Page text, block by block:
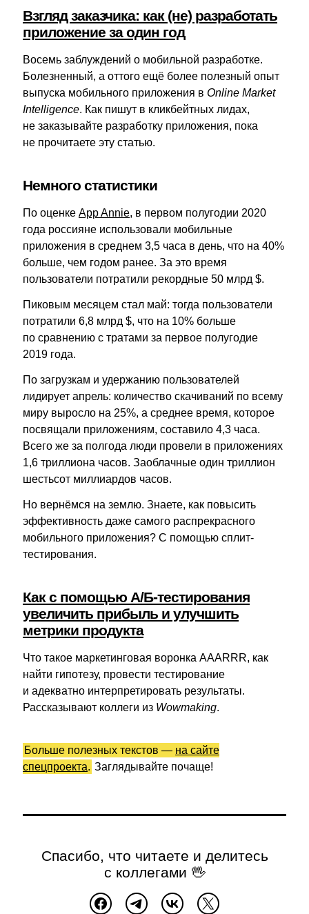
Взгляд заказчика: как (не) разработать
приложение за один год
Восемь заблуждений о мобильной разработке.
Болезненный, а оттого ещё более полезный опыт
выпуска мобильного приложения в Online Market
Intelligence. Как пишут в кликбейтных лидах,
не заказывайте разработку приложения, пока
не прочитаете эту статью.
Немного статистики
По оценке App Annie, в первом полугодии 2020
года россияне использовали мобильные
приложения в среднем 3,5 часа в день, что на 40%
больше, чем годом ранее. За это время
пользователи потратили рекордные 50 млрд $.
Пиковым месяцем стал май: тогда пользователи
потратили 6,8 млрд $, что на 10% больше
по сравнению с тратами за первое полугодие
2019 года.
По загрузкам и удержанию пользователей
лидирует апрель: количество скачиваний по всему
миру выросло на 25%, а среднее время, которое
посвящали приложениям, составило 4,3 часа.
Всего же за полгода люди провели в приложениях
1,6 триллиона часов. Заоблачные один триллион
шестьсот миллиардов часов.
Но вернёмся на землю. Знаете, как повысить
эффективность даже самого распрекрасного
мобильного приложения? С помощью сплит-
тестирования.
Как с помощью А/Б-тестирования
увеличить прибыль и улучшить
метрики продукта
Что такое маркетинговая воронка AAARRR, как
найти гипотезу, провести тестирование
и адекватно интерпретировать результаты.
Рассказывают коллеги из Wowmaking.
Больше полезных текстов — на сайте
спецпроекта. Заглядывайте почаще!
Спасибо, что читаете и делитесь
с коллегами 🖖